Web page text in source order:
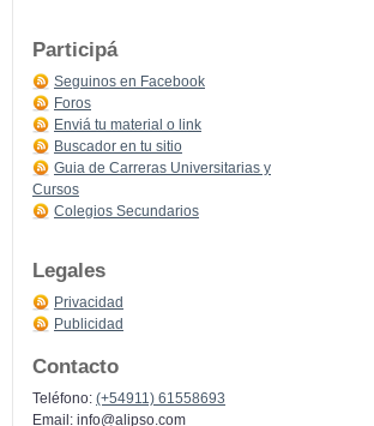
Participá
Seguinos en Facebook
Foros
Enviá tu material o link
Buscador en tu sitio
Guia de Carreras Universitarias y
Cursos
Colegios Secundarios
Legales
Privacidad
Publicidad
Contacto
Teléfono: (+54911) 61558693
Email: info@alipso.com